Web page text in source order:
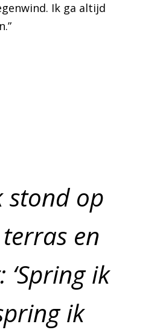
Ik ga altijd
stond op
en
‘Spring ik
ik